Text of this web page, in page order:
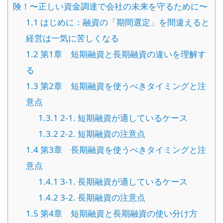
険！〜正しい資金調達で会社の未来を守るために〜
1.1 はじめに：融資の「期間選定」を間違えると
経営は一気に苦しくなる
1.2 第1章 短期融資と長期融資の違いを理解す
る
1.3 第2章 短期融資を使うべきタイミングと注
意点
1.3.1 2-1. 短期融資が適しているケース
1.3.2 2-2. 短期融資の注意点
1.4第3章 長期融資を使うべきタイミングと注
意点
1.4.1 3-1. 長期融資が適しているケース
1.4.2 3-2. 長期融資の注意点
1.5 第4章 短期融資と長期融資の使い分け方